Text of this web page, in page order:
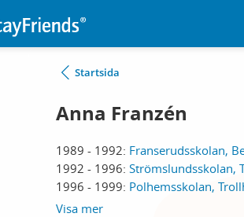
Startsida
Anna Franzén
1989 - 1992: Franserudsskolan,
1992 - 1996: Strömslundsskolan,
1996 - 1999: Polhemsskolan,
Visa mer